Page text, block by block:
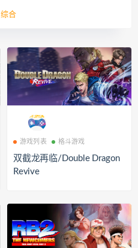
综合
游戏列表 格斗游戏
双截龙再临/Double Dragon
Revive